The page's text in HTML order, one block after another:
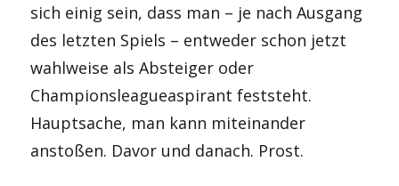
sich einig sein, dass man – je nach Ausgang
des letzten Spiels – entweder schon jetzt
wahlweise als Absteiger oder
Championsleagueaspirant feststeht.
Hauptsache, man kann miteinander
anstoßen. Davor und danach. Prost.